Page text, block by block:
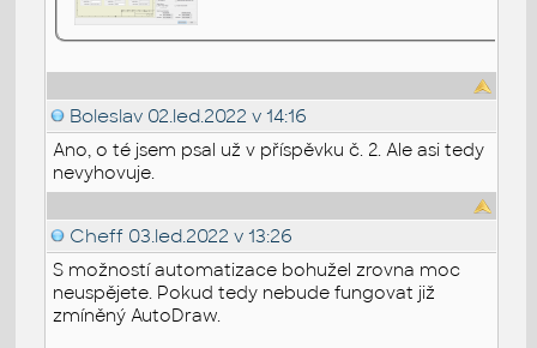
Boleslav 02.led.2022 v 14:16
Ano, o té jsem psal už v příspěvku č. 2. Ale asi tedy
nevyhovuje.
Cheff 03.led.2022 v 13:26
S možností automatizace bohužel zrovna moc
neuspějete. Pokud tedy nebude fungovat již
zmíněný AutoDraw.